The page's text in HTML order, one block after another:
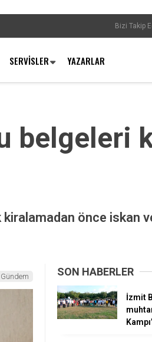
Bizi Takip
SERVISLER YAZARLAR
belgeleri
kiralamadan önce iskan
Gündem SON HABERLER
İzmit